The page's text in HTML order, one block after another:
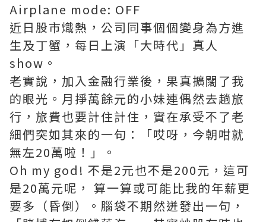
Airplane mode: OFF
近日股市熾熱，公司同事個個變身為方進
生及丁蟹，每日上演「大時代」真人
show。
老實說，加入金融行業後，果真擴闊了我
的眼光。月掙萬餘元的小妹連偶然去趟旅
行，旅費也要計住計住，實在承受不了老
細們突如其來的一句：「哎呀，今朝咁就
無左20萬啦！」。
Oh my god! 不是2元也不是200元，這可
是20萬元呢， 算一算或可能比我的年薪更
要多（昏倒）。腦袋不期然迸發出一句，